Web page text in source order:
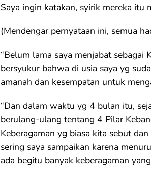
Saya ingin katakan, syirik mereka itu
(Mendengar pernyataan ini, semua
“Belum lama saya menjabat
bersyukur bahwa di usia saya yg
amanah dan kesempatan untuk
“Dan dalam waktu yg 4 bulan itu,
berulang-ulang tentang 4 Pilar
Keberagaman yg biasa kita sebut
sering saya sampaikan karena
ada begitu banyak keberagaman